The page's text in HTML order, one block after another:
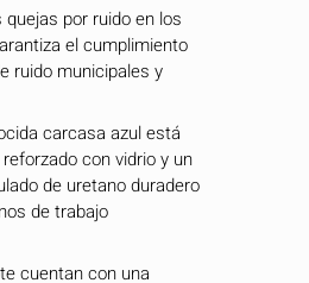
Please
to ]
por ruido en los
el cumplimiento
ruido municipales y
carcasa azul está
con vidrio y un
de uretano duradero
de trabajo
cuentan con una